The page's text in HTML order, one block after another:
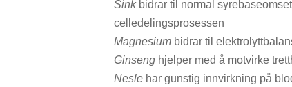
Sink bidrar til normal
celledelingsprosessen
Magnesium bidrar til
Ginseng hjelper med å motvirke
Nesle har gunstig innvirkning på